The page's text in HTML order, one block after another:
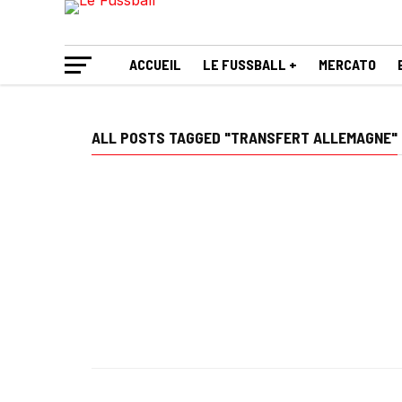
ACCUEIL LE FUSSBALL + MERCATO
ALL POSTS TAGGED "TRANSFERT ALLEMAGNE"